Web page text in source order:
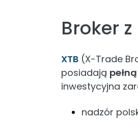
Broker
XTB (X-Trade
posiadają
inwestycyjna
nadzór